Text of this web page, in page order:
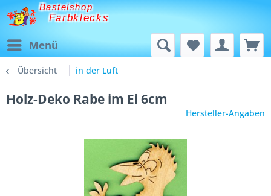
Bastelshop
Farbklecks
Menü
Übersicht in der Luft
Holz-Deko Rabe im Ei 6cm
Hersteller-Angaben